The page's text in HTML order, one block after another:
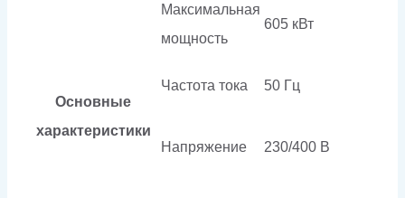
Основные
характеристики
Максимальная
мощность
605 кВт
Частота тока 50 Гц
Напряжение 230/400 В